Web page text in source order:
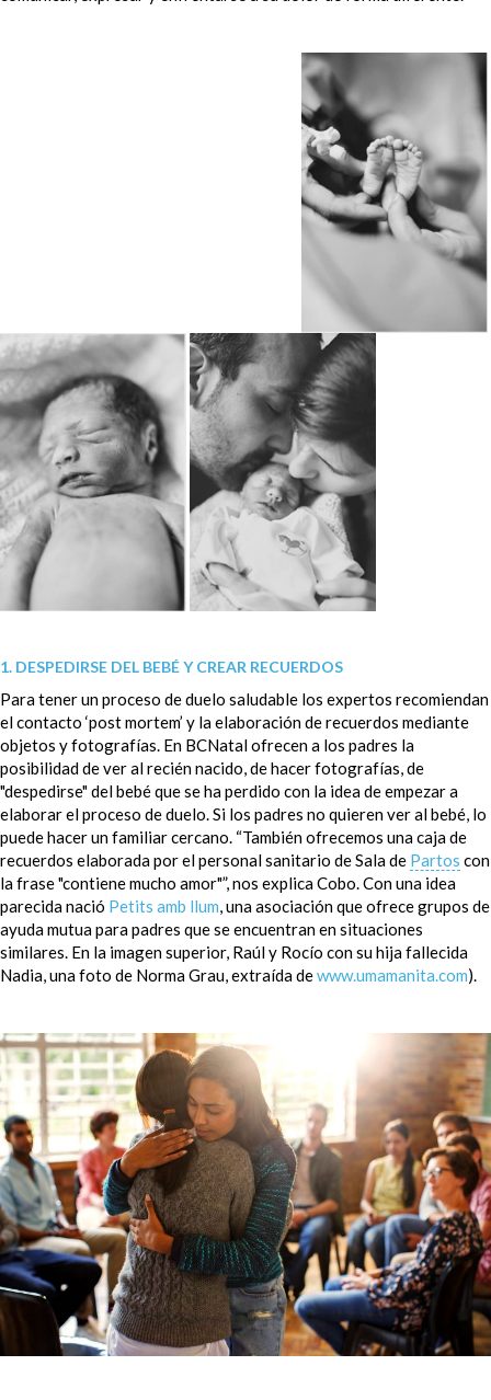
1. DESPEDIRSE DEL BEBÉ Y CREAR RECUERDOS
Para tener un proceso de duelo saludable los expertos recomiendan
el contacto ‘post mortem’ y la elaboración de recuerdos mediante
objetos y fotografías. En BCNatal ofrecen a los padres la
posibilidad de ver al recién nacido, de hacer fotografías, de
"despedirse" del bebé que se ha perdido con la idea de empezar a
elaborar el proceso de duelo. Si los padres no quieren ver al bebé, lo
puede hacer un familiar cercano. “También ofrecemos una caja de
recuerdos elaborada por el personal sanitario de Sala de Partos con
la frase "contiene mucho amor"”, nos explica Cobo. Con una idea
parecida nació Petits amb llum, una asociación que ofrece grupos de
ayuda mutua para padres que se encuentran en situaciones
similares. En la imagen superior, Raúl y Rocío con su hija fallecida
Nadia, una foto de Norma Grau, extraída dewww.umamanita.com).